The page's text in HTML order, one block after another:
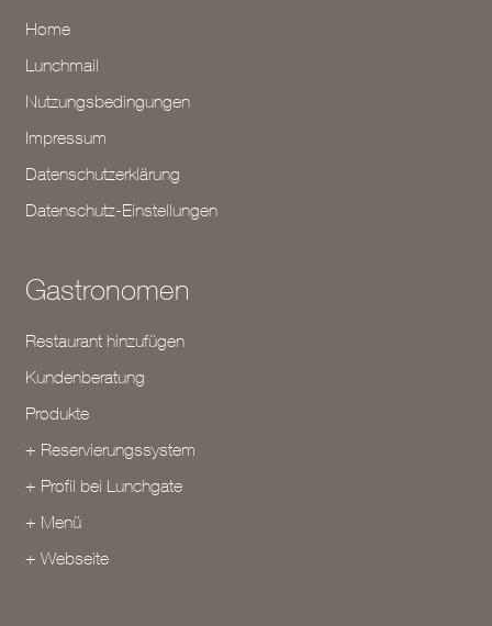
Home
Lunchmail
Nutzungsbedingungen
Impressum
Datenschutzerklärung
Datenschutz-Einstellungen
Gastronomen
Restaurant hinzufügen
Kundenberatung
Produkte
+ Reservierungssystem
+ Profil bei Lunchgate
+ Menü
+ Webseite